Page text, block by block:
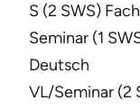
S (2 SWS)
Seminar (1
Deutsch
VL/Seminar (2